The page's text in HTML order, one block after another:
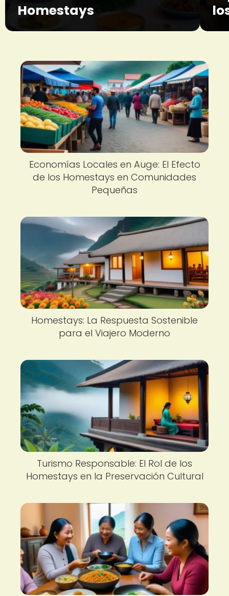
Homestays
Economías Locales en Auge: El Efecto
de los Homestays en Comunidades
Pequeñas
Homestays: La Respuesta Sostenible
para el Viajero Moderno
Turismo Responsable: El Rol de los
Homestays en la Preservación Cultural